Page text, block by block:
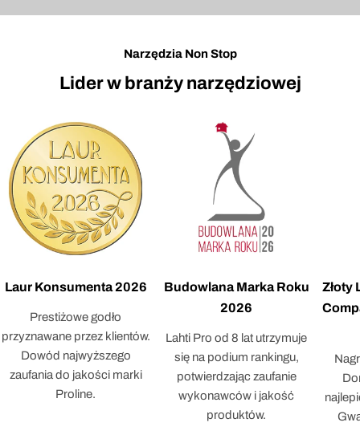
Narzędzia Non Stop
Lider w branży narzędziowej
Laur Konsumenta 2026
Prestiżowe godło
przyznawane przez klientów.
Dowód najwyższego
zaufania do jakości marki
Proline.
Budowlana Marka Roku
2026
Lahti Pro od 8 lat utrzymuje
się na podium rankingu,
potwierdzając zaufanie
wykonawców i jakość
produktów.
Złoty